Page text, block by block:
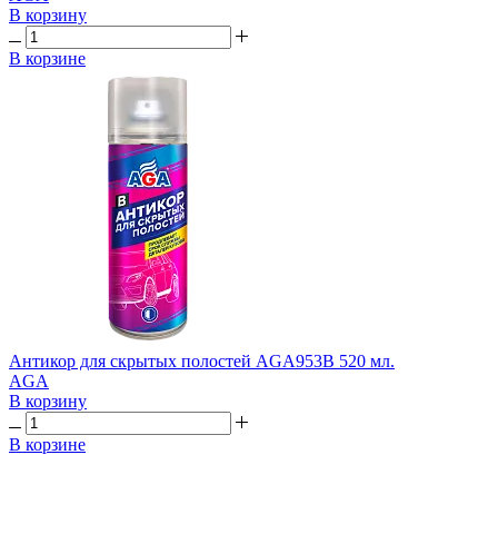
В корзину
В корзине
Антикор для скрытых полостей AGA953B 520 мл.
AGA
В корзину
В корзине